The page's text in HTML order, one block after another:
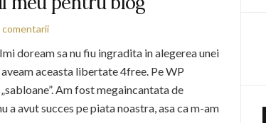
comentarii
doream sa nu fiu ingradita in alegerea unei
aceasta libertate 4free. Pe WP
Am fost megaincantata de
avut succes pe piata noastra, asa ca m-am